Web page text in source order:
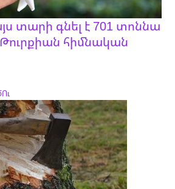
տարի գնել է 701 տոննա
հիմնական